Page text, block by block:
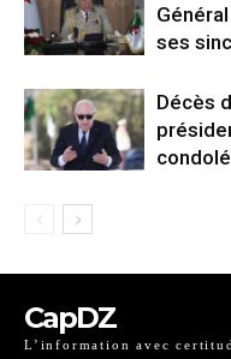
ses
Décès
CapDZ
L’information avec